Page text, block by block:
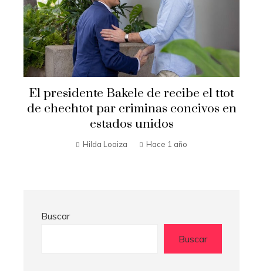
El presidente Bakele de recibe el ttot
de chechtot par criminas concivos en
estados unidos
Hilda Loaiza Hace 1 año
Buscar
Buscar